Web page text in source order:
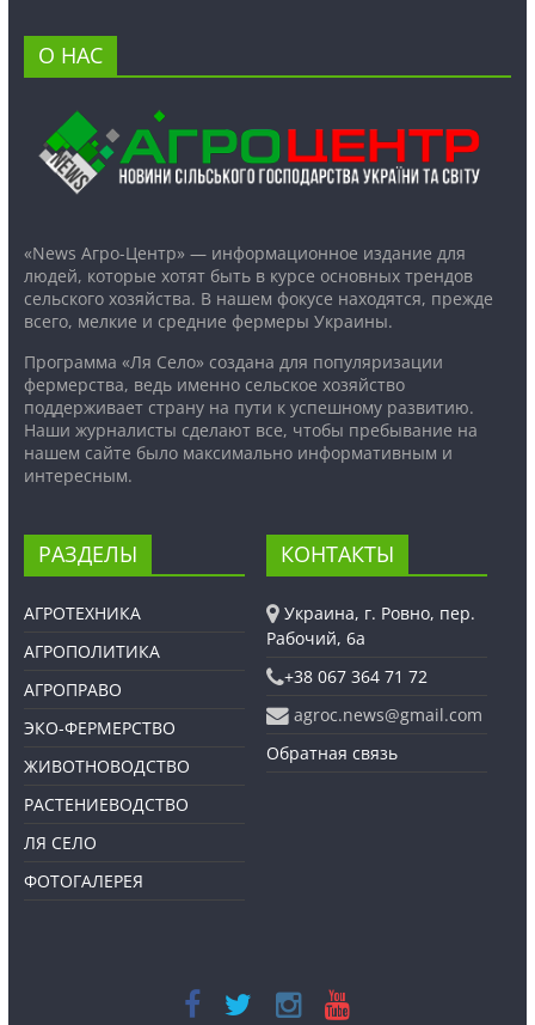
О НАС
«News Агро-Центр» — информационное издание для
людей, которые хотят быть в курсе основных трендов
сельского хозяйства. В нашем фокусе находятся, прежде
всего, мелкие и средние фермеры Украины.
Программа «Ля Село» создана для популяризации
фермерства, ведь именно сельское хозяйство
поддерживает страну на пути к успешному развитию.
Наши журналисты сделают все, чтобы пребывание на
нашем сайте было максимально информативным и
интересным.
РАЗДЕЛЫ
АГРОТЕХНИКА
АГРОПОЛИТИКА
АГРОПРАВО
ЭКО-ФЕРМЕРСТВО
ЖИВОТНОВОДСТВО
РАСТЕНИЕВОДСТВО
ЛЯ СЕЛО
ФОТОГАЛЕРЕЯ
КОНТАКТЫ
Украина, г. Ровно, пер.
Рабочий, 6а
+38 067 364 71 72
agroc.news@gmail.com
Обратная связь